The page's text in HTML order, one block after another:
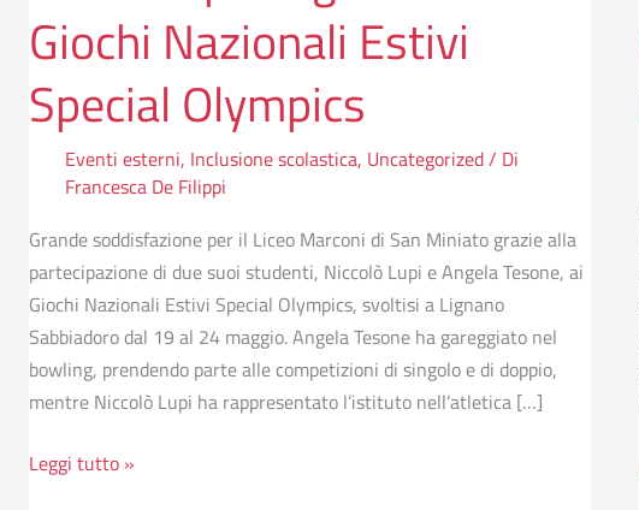
Giochi Nazionali Estivi
Special Olympics
Eventi esterni, Inclusione scolastica, Uncategorized/ Di
Francesca De Filippi
Grande soddisfazione per il Liceo Marconi di San Miniato grazie alla
partecipazione di due suoi studenti, Niccolò Lupi e Angela Tesone, ai
Giochi Nazionali Estivi Special Olympics, svoltisi a Lignano
Sabbiadoro dal 19 al 24 maggio. Angela Tesone ha gareggiato nel
bowling, prendendo parte alle competizioni di singolo e di doppio,
mentre Niccolò Lupi ha rappresentato l’istituto nell’atletica […]
Leggi tutto »